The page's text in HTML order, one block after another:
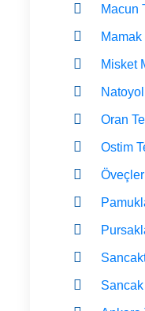
Macun
Misket
Oran
Ostim